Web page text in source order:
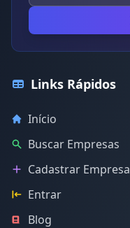
Links Rápidos
Início
Buscar Empresas
Cadastrar Empresa
Entrar
Blog